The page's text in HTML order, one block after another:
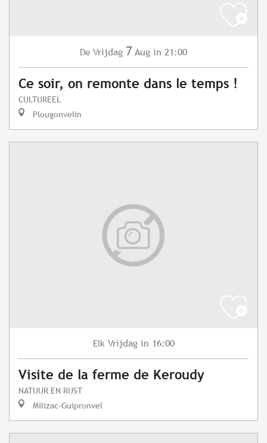
De Vrijdag 7 Aug in 21:00
Ce soir, on remonte dans le temps !
CULTUREEL
Plougonvelin
Elk Vrijdag in 16:00
Visite de la ferme de Keroudy
NATUUR EN RUST
Milizac-Guipronvel